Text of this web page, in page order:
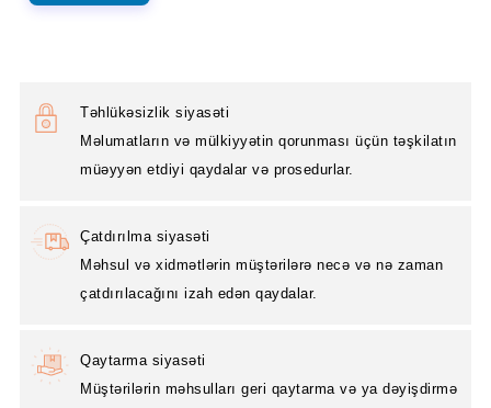
Təhlükəsizlik siyasəti
Məlumatların və mülkiyyətin qorunması üçün təşkilatın
müəyyən etdiyi qaydalar və prosedurlar.
Çatdırılma siyasəti
Məhsul və xidmətlərin müştərilərə necə və nə zaman
çatdırılacağını izah edən qaydalar.
Qaytarma siyasəti
Müştərilərin məhsulları geri qaytarma və ya dəyişdirmə